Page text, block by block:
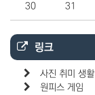
30
31
링크
사진 취미 생활
원피스 게임